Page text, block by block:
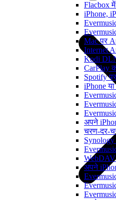
Flacbox
iPhone,
Mac पर
Internet
Kodi
CarPlay
Spotify
iPhone
अपने
चरण-दर-
अपने